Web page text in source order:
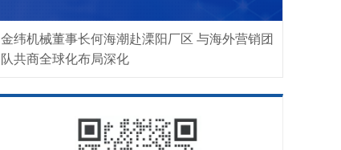
金纬机械董事长何海潮赴溧阳厂区 与海外营销团
队共商全球化布局深化